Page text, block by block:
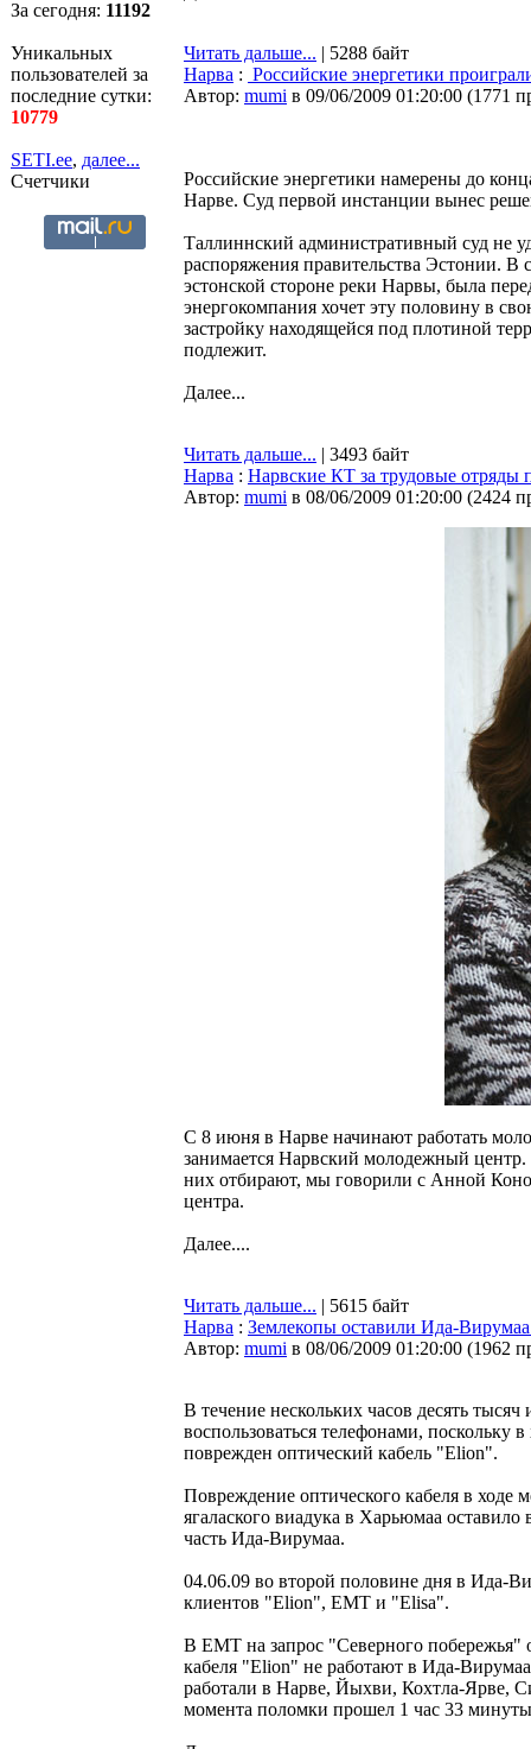
За сегодня: 11192
Уникальных
пользователей за
последние сутки:
10779
SETI.ee, далее...
Счетчики
Читать дальше... | 5288 байт
Нарва : Российские энергетики
Автор: mumi в 09/06/2009 01:20:00 (1771
Российские энергетики намерены до
Нарве. Суд первой инстанции вынес
Таллиннский административный суд не
распоряжения правительства Эстонии. В
эстонской стороне реки Нарвы, была
энергокомпания хочет эту половину в
застройку находящейся под плотиной
подлежит.
Далее...
Читать дальше... | 3493 байт
Нарва : Нарвские КТ за трудовые отряды
Автор: mumi в 08/06/2009 01:20:00 (2424
C 8 июня в Нарве начинают работать
занимается Нарвский молодежный
них отбирают, мы говорили с Анной
центра.
Далее....
Читать дальше... | 5615 байт
Нарва : Землекопы оставили Ида-Вирумаа
Автор: mumi в 08/06/2009 01:20:00 (1962
В течение нескольких часов десять
воспользоваться телефонами, поскольку
поврежден оптический кабель "Elion".
Повреждение оптического кабеля в ходе
ягалаского виадука в Харьюмаа
часть Ида-Вирумаа.
04.06.09 во второй половине дня в Ида-
клиентов "Elion", EMT и "Elisa".
В EMT на запрос "Северного побережья"
кабеля "Elion" не работают в Ида-
работали в Нарве, Йыхви, Кохтла-Ярве,
момента поломки прошел 1 час 33